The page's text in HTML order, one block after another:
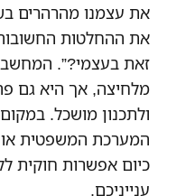
את עצמנו מהרהרים
את ההחלטות
זאת בעצמי?”.
מלחיצה, אך היא גם
ולתכנון מושכל.
המערכת המשפטית או
כיום אפשרות חוקית
ענייניכם.